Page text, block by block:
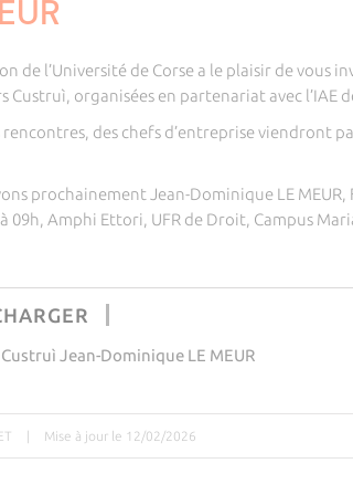
de l’Université de Corse a le plaisir de vous
Custruì, organisées en partenariat avec l’IAE
rencontres, des chefs d’entreprise viendront
prochainement Jean-Dominique LE MEUR,
09h, Amphi Ettori, UFR de Droit, Campus
Jean-Dominique LE MEUR
| Mise à jour le 12/02/2026